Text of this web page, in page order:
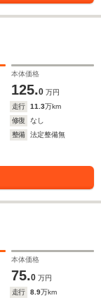
本体価格
125.0 万円
走行 11.3万km
修復
なし
整備
法定整備無
本体価格
75.0 万円
走行 8.9万km